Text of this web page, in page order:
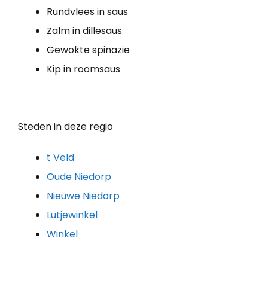
Rundvlees in saus
Zalm in dillesaus
Gewokte spinazie
Kip in roomsaus
Steden in deze regio
t Veld
Oude Niedorp
Nieuwe Niedorp
Lutjewinkel
Winkel